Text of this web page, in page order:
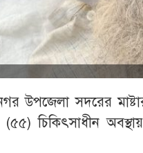
উপজেলা সদরের
চিকিৎসাধীন অবস্থায়